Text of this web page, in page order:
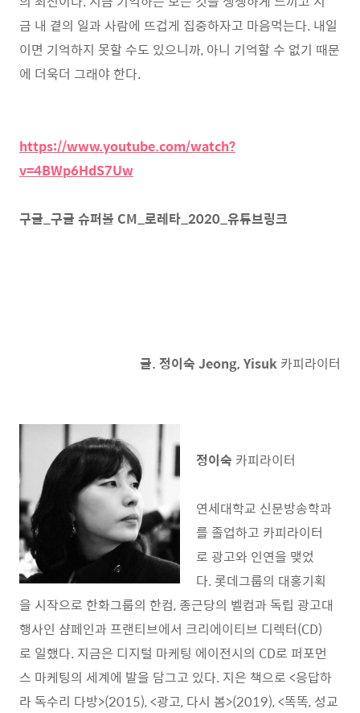
금 내 곁의 일과 사람에 뜨겁게 집중하자고 마음먹는다. 내일
이면 기억하지 못할 수도 있으니까, 아니 기억할 수 없기 때문
에 더욱더 그래야 한다.
https://www.youtube.com/watch?
v=4BWp6HdS7Uw
구글_구글 슈퍼볼 CM_로레타_2020_유튜브링크
글. 정이숙 Jeong, Yisuk 카피라이터
정이숙 카피라이터
연세대학교 신문방송학과
를 졸업하고 카피라이터
로 광고와 인연을 맺었
다. 롯데그룹의 대홍기획
을 시작으로 한화그룹의 한컴, 종근당의 벨컴과 독립 광고대
행사인 샴페인과 프랜티브에서 크리에이티브 디렉터(CD)
로 일했다. 지금은 디지털 마케팅 에이전시의 CD로 퍼포먼
스 마케팅의 세계에 발을 담그고 있다. 지은 책으로 <응답하
라 독수리 다방>(2015), <광고, 다시 봄>(2019), <똑똑, 성교